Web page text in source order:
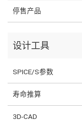
停售产品
设计工具
SPICE/S参数
寿命推算
3D-CAD